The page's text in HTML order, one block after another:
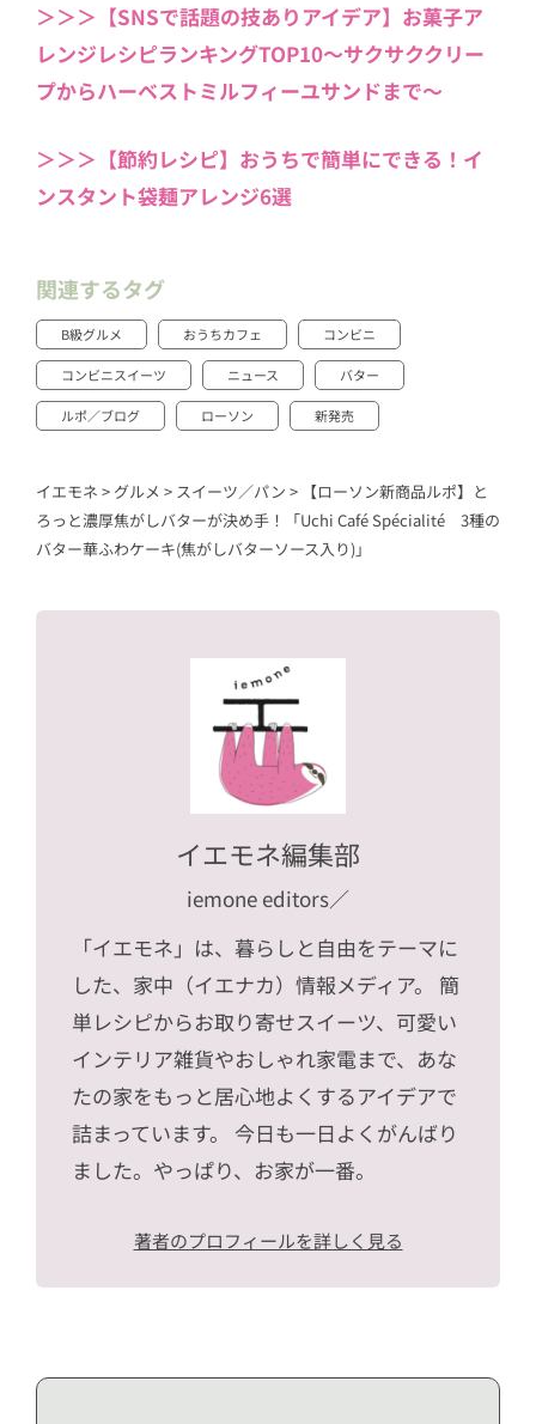
＞＞＞【SNSで話題の技ありアイデア】お菓子ア
レンジレシピランキングTOP10〜サクサククリー
プからハーベストミルフィーユサンドまで〜
＞＞＞【節約レシピ】おうちで簡単にできる！イ
ンスタント袋麺アレンジ6選
関連するタグ
B級グルメ おうちカフェ コンビニ
コンビニスイーツ ニュース バター
ルポ／ブログ ローソン 新発売
イエモネ > グルメ > スイーツ／パン > 【ローソン新商品ルポ】と
ろっと濃厚焦がしバターが決め手！「Uchi Café Spécialité 3種の
バター華ふわケーキ(焦がしバターソース入り)」
イエモネ編集部
iemone editors／
「イエモネ」は、暮らしと自由をテーマに
した、家中（イエナカ）情報メディア。 簡
単レシピからお取り寄せスイーツ、可愛い
インテリア雑貨やおしゃれ家電まで、あな
たの家をもっと居心地よくするアイデアで
詰まっています。 今日も一日よくがんばり
ました。やっぱり、お家が一番。
著者のプロフィールを詳しく見る